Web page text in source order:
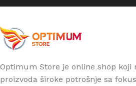
Optimum Store je online shop koji
proizvoda široke potrošnje sa